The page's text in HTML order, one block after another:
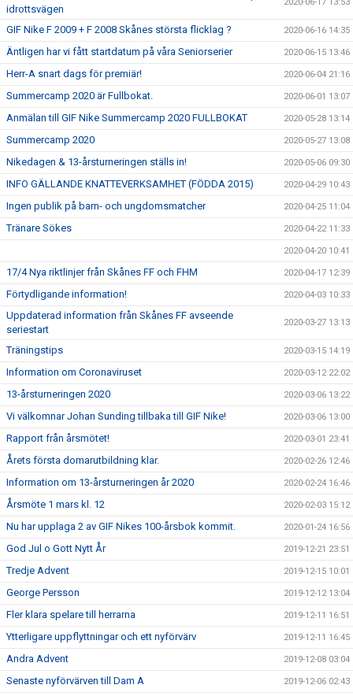
idrottsvägen
GIF Nike F 2009 + F 2008 Skånes största flicklag ? 2020-06-16 14:35
Äntligen har vi fått startdatum på våra Seniorserier 2020-06-15 13:46
Herr-A snart dags för premiär! 2020-06-04 21:16
Summercamp 2020 är Fullbokat. 2020-06-01 13:07
Anmälan till GIF Nike Summercamp 2020 FULLBOKAT 2020-05-28 13:14
Summercamp 2020 2020-05-27 13:08
Nikedagen & 13-årsturneringen ställs in! 2020-05-06 09:30
INFO GÄLLANDE KNATTEVERKSAMHET (FÖDDA 2015) 2020-04-29 10:43
Ingen publik på barn- och ungdomsmatcher 2020-04-25 11:04
Tränare Sökes 2020-04-22 11:33
2020-04-20 10:41
17/4 Nya riktlinjer från Skånes FF och FHM 2020-04-17 12:39
Förtydligande information! 2020-04-03 10:33
Uppdaterad information från Skånes FF avseende
seriestart
2020-03-27 13:13
Träningstips 2020-03-15 14:19
Information om Coronaviruset 2020-03-12 22:02
13-årsturneringen 2020 2020-03-06 13:22
Vi välkomnar Johan Sunding tillbaka till GIF Nike! 2020-03-06 13:00
Rapport från årsmötet! 2020-03-01 23:41
Årets första domarutbildning klar. 2020-02-26 12:46
Information om 13-årsturneringen år 2020 2020-02-24 16:46
Årsmöte 1 mars kl. 12 2020-02-03 15:12
Nu har upplaga 2 av GIF Nikes 100-årsbok kommit. 2020-01-24 16:56
God Jul o Gott Nytt År 2019-12-21 23:51
Tredje Advent 2019-12-15 10:01
George Persson 2019-12-12 13:04
Fler klara spelare till herrarna 2019-12-11 16:51
Ytterligare uppflyttningar och ett nyförvärv 2019-12-11 16:45
Andra Advent 2019-12-08 03:04
Senaste nyförvärven till Dam A 2019-12-06 02:43